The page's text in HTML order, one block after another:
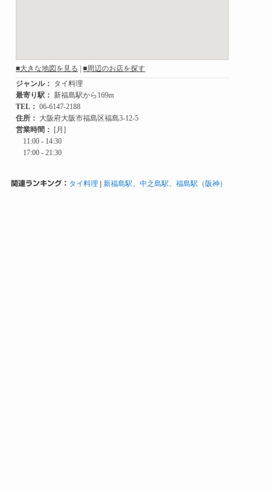
関連ランキング： タイ料理 新福島駅、 中之島駅、 福島駅（阪神）